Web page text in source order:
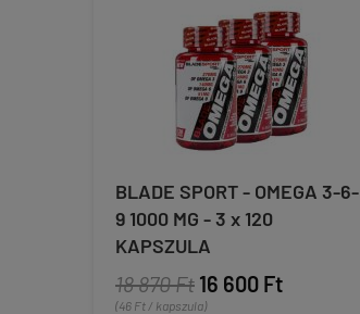
BLADE SPORT - OMEGA 3-6-
9 1000 MG - 3 x 120
KAPSZULA
18 870 Ft 16 600 Ft
(46 Ft / kapszula)